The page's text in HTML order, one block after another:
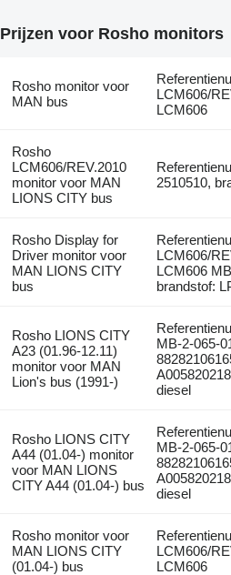
Prijzen voor Rosho monitors
Rosho monitor voor
MAN bus
LCM606/
LCM606
Rosho
LCM606/REV.2010
monitor voor MAN
LIONS CITY bus
2510510,
Rosho Display for
Driver monitor voor
MAN LIONS CITY
bus
LCM606/
LCM606
brandstof:
Rosho LIONS CITY
A23 (01.96-12.11)
monitor voor MAN
Lion's bus (1991-)
MB-2-065-
diesel
Rosho LIONS CITY
A44 (01.04-) monitor
voor MAN LIONS
CITY A44 (01.04-) bus
MB-2-065-
diesel
Rosho monitor voor
MAN LIONS CITY
(01.04-) bus
LCM606/
LCM606